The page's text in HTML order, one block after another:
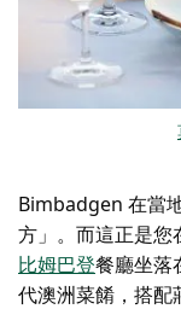
Bimbadgen 在當
方」。而這正是您
比姆巴登餐廳坐落
代澳洲菜餚，搭配